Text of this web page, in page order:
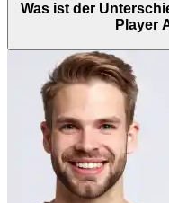
Was ist der
Player